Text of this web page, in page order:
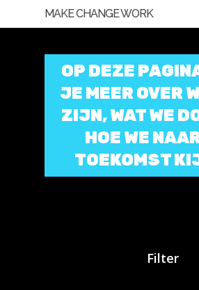
Hit enter to search or ESC
MAKE CHANGE WORK
OP DEZE
JE MEER OVER
ZIJN, WAT WE
HOE WE
TOEKOMST
Filter